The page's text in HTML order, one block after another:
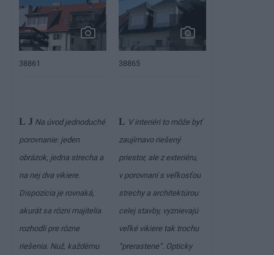
38861 38865
L J Na úvod jednoduché
porovnanie: jeden
obrázok, jedna strecha a
na nej dva vikiere.
Dispozícia je rovnaká,
akurát sa rôzni majitelia
rozhodli pre rôzne
riešenia. Nuž, každému
L V interiéri to môže byť
zaujímavo riešený
priestor, ale z exteriéru,
v porovnaní s veľkosťou
strechy a architektúrou
celej stavby, vyznievajú
veľké vikiere tak trochu
“prerastene”. Opticky